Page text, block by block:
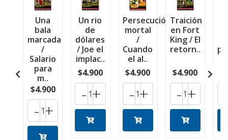
Una
bala
marcada
/
Salario
para
m..
$4.900
+
-
Un rio
de
dólares
/ Joe el
implac..
$4.900
+
-
Persecución
mortal
/
Cuando
el al..
$4.900
+
-
Traición
en Fort
King / El
retorn..
$4.900
+
-